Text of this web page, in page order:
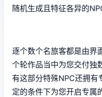
随机生成且特征各异的
逐个数个名旅客都是由界
个轮作品当中为您交付独
有这部分特殊NPC还拥有
定的条件下为您开启专属